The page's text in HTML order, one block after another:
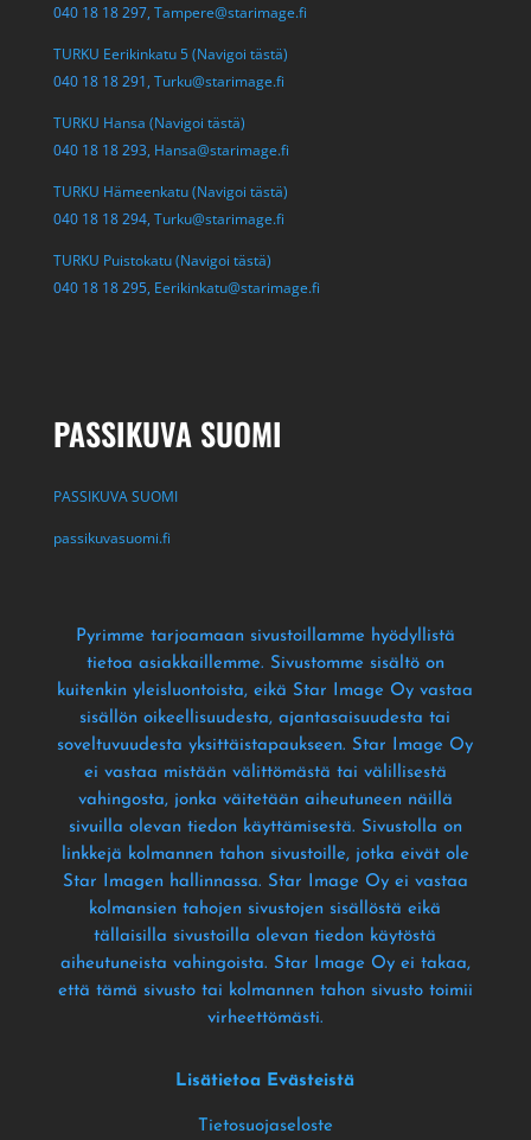
040 18 18 297, Tampere@starimage.fi
TURKU Eerikinkatu 5 (Navigoi tästä)
040 18 18 291, Turku@starimage.fi
TURKU Hansa (Navigoi tästä)
040 18 18 293, Hansa@starimage.fi
TURKU Hämeenkatu (Navigoi tästä)
040 18 18 294, Turku@starimage.fi
TURKU Puistokatu (Navigoi tästä)
040 18 18 295, Eerikinkatu@starimage.fi
PASSIKUVA SUOMI
PASSIKUVA SUOMI
passikuvasuomi.fi
Pyrimme tarjoamaan sivustoillamme hyödyllistä
tietoa asiakkaillemme. Sivustomme sisältö on
kuitenkin yleisluontoista, eikä Star Image Oy vastaa
sisällön oikeellisuudesta, ajantasaisuudesta tai
soveltuvuudesta yksittäistapaukseen. Star Image Oy
ei vastaa mistään välittömästä tai välillisestä
vahingosta, jonka väitetään aiheutuneen näillä
sivuilla olevan tiedon käyttämisestä. Sivustolla on
linkkejä kolmannen tahon sivustoille, jotka eivät ole
Star Imagen hallinnassa. Star Image Oy ei vastaa
kolmansien tahojen sivustojen sisällöstä eikä
tällaisilla sivustoilla olevan tiedon käytöstä
aiheutuneista vahingoista. Star Image Oy ei takaa,
että tämä sivusto tai kolmannen tahon sivusto toimii
virheettömästi.
Lisätietoa Evästeistä
Tietosuojaseloste